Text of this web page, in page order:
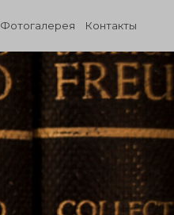
Фотогалерея Контакты